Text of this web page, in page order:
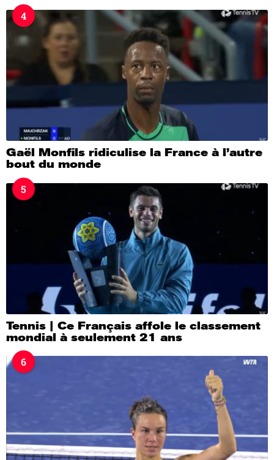
4
Gaël Monfils ridiculise la France à l’autre
bout du monde
5
Tennis | Ce Français affole le classement
mondial à seulement 21 ans
6